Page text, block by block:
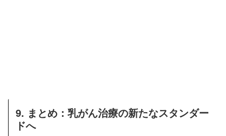
9. まとめ：乳がん治療の新たなスタンダー
ドへ